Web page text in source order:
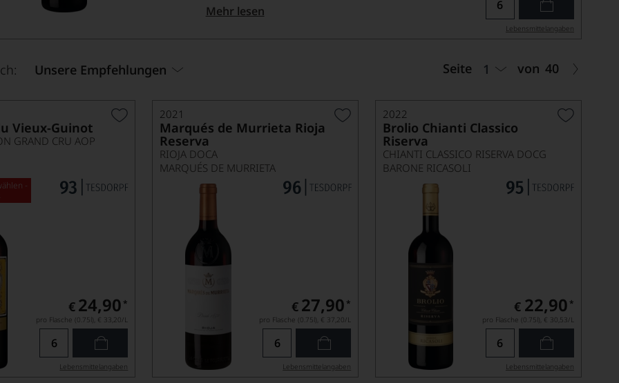
Mehr lesen
Lebensmittel­angaben
Unsere Empfehlungen Seite 1 von 40
Vieux-Guinot
GRAND CRU AOP
-
€ 24,90 *
pro Flasche (0.75l), € 33,20/L
Lebensmittel­angaben
2021
Marqués de Murrieta Rioja
Reserva
RIOJA DOCA
MARQUÉS DE MURRIETA
€ 27,90 *
pro Flasche (0.75l), € 37,20/L
Lebensmittel­angaben
2022
Brolio Chianti Classico
Riserva
CHIANTI CLASSICO RISERVA DOCG
BARONE RICASOLI
€ 22,90 *
pro Flasche (0.75l), € 30,53/L
Lebensmittel­angaben